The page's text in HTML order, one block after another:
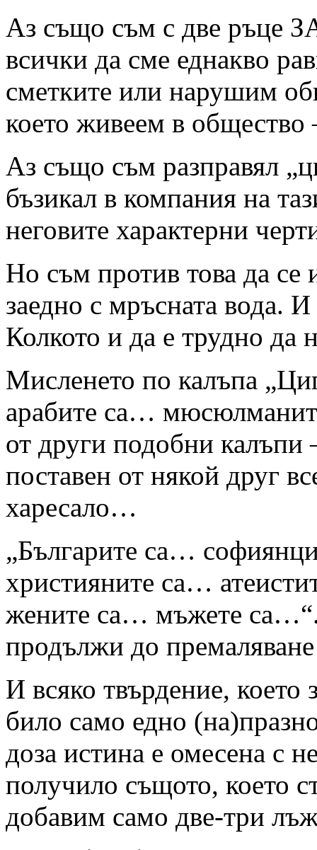
Аз също съм с две ръце
всички да сме еднакво
сметките или нарушим
което живеем в общество
Аз също съм разправял
бъзикал в компания на
неговите характерни
Но съм против това да се
заедно с мръсната вода.
Колкото и да е трудно да
Мисленето по калъпа
арабите са…
от други подобни калъпи
поставен от някой друг
харесало…
„Българите са…
християните са…
жените са… мъжете
продължи до
И всяко твърдение, което
било само едно
доза истина е омесена с
получило същото, което
добавим само две-три